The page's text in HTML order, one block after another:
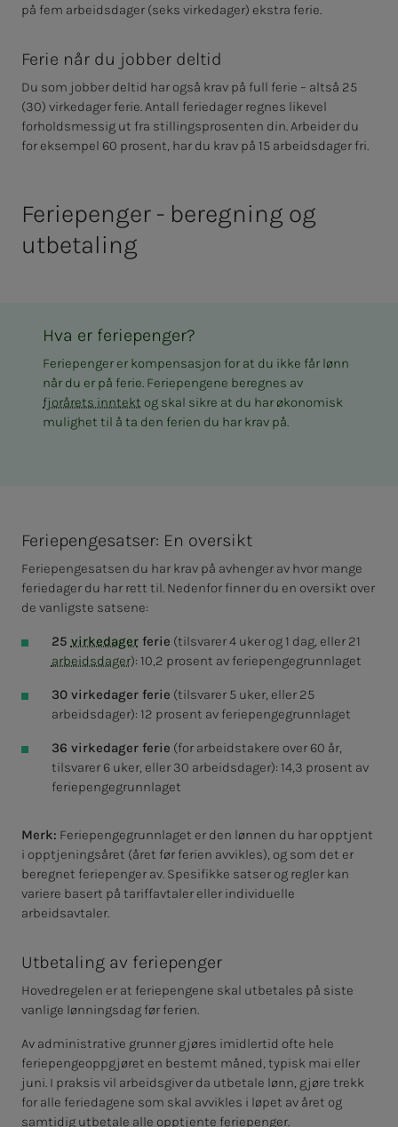
på fem arbeidsdager (seks virkedager) ekstra ferie.
Ferie når du jobber deltid
Du som jobber deltid har også krav på full ferie – altså 25
(30) virkedager ferie. Antall feriedager regnes likevel
forholdsmessig ut fra stillingsprosenten din. Arbeider du
for eksempel 60 prosent, har du krav på 15 arbeidsdager fri.
Feriepenger - beregning og
utbetaling
Hva er feriepenger?
Feriepenger er kompensasjon for at du ikke får lønn
når du er på ferie. Feriepengene beregnes av
fjorårets inntekt og skal sikre at du har økonomisk
mulighet til å ta den ferien du har krav på.
Feriepengesatser: En oversikt
Feriepengesatsen du har krav på avhenger av hvor mange
feriedager du har rett til. Nedenfor finner du en oversikt over
de vanligste satsene:
25 virkedagerferie (tilsvarer 4 uker og 1 dag, eller 21
arbeidsdager): 10,2 prosent av feriepengegrunnlaget
30 virkedager ferie (tilsvarer 5 uker, eller 25
arbeidsdager): 12 prosent av feriepengegrunnlaget
36 virkedager ferie (for arbeidstakere over 60 år,
tilsvarer 6 uker, eller 30 arbeidsdager): 14,3 prosent av
feriepengegrunnlaget
Merk: Feriepengegrunnlaget er den lønnen du har opptjent
i opptjeningsåret (året før ferien avvikles), og som det er
beregnet feriepenger av. Spesifikke satser og regler kan
variere basert på tariffavtaler eller individuelle
arbeidsavtaler.
Utbetaling av feriepenger
Hovedregelen er at feriepengene skal utbetales på siste
vanlige lønningsdag før ferien.
Av administrative grunner gjøres imidlertid ofte hele
feriepengeoppgjøret en bestemt måned, typisk mai eller
juni. I praksis vil arbeidsgiver da utbetale lønn, gjøre trekk
for alle feriedagene som skal avvikles i løpet av året og
samtidig utbetale alle opptjente feriepenger.